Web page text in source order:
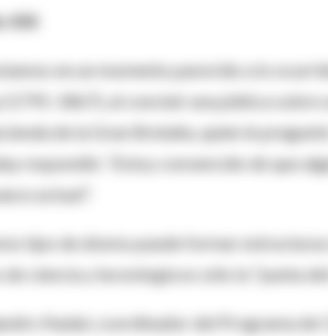
XIX
en un momento parecido a lo
(1791-1867), al concluir una plática
de la Gran Bretaña, quien le
respondió: 'Estoy convencido de que
actual".
tipo de átomo puede formar
de ciencia y tecnología es sólo la "punta del
Nadal, coordinador del Programa